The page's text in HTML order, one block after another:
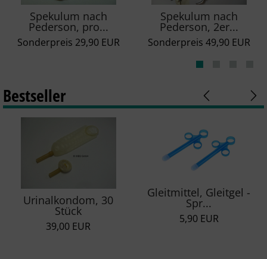
Spekulum nach
Pederson, pro...
Sonderpreis 29,90 EUR
Spekulum nach
Pederson, 2er...
Sonderpreis 49,90 EUR
Bestseller
Urinalkondom, 30
Stück
39,00 EUR
Gleitmittel, Gleitgel -
Spr...
5,90 EUR